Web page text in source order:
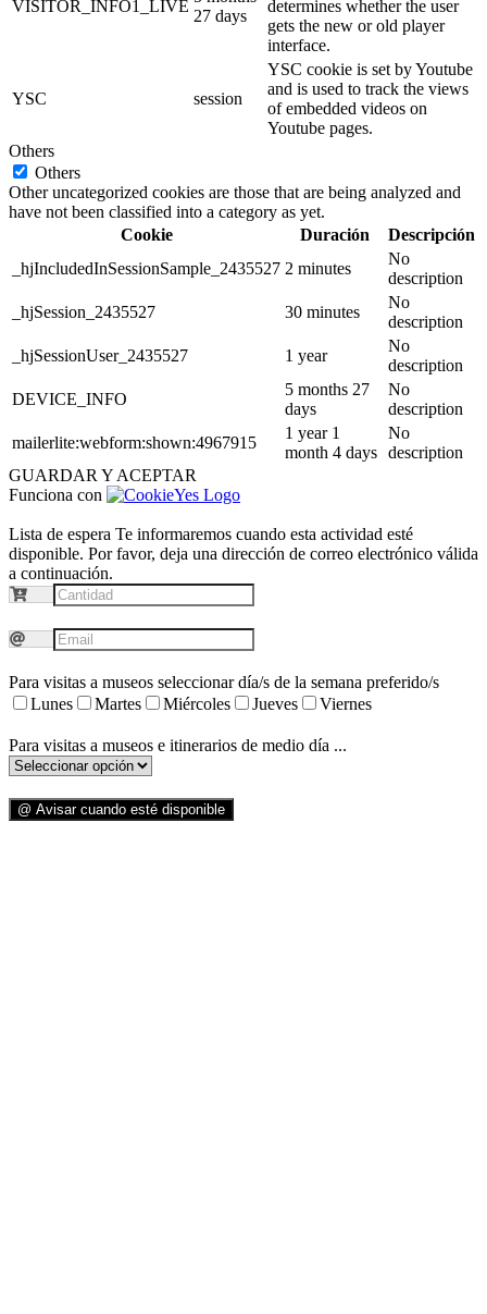
VISITOR_INFO1_LIVE
27 days
determines whether the user
gets the new or old player
interface.
YSC session
YSC cookie is set by Youtube
and is used to track the views
of embedded videos on
Youtube pages.
Others
Others
Other uncategorized cookies are those that are being analyzed and
have not been classified into a category as yet.
Cookie
Duración
Descripción
_hjIncludedInSessionSample_2435527 2 minutes
No
description
_hjSession_2435527
30 minutes
No
description
_hjSessionUser_2435527
1 year
No
description
DEVICE_INFO
5 months 27
days
No
description
mailerlite:webform:shown:4967915
1 year 1
month 4 days
No
description
GUARDAR Y ACEPTAR
Funciona con
Lista de espera Te informaremos cuando esta actividad esté
disponible. Por favor, deja una dirección de correo electrónico válida
a continuación.
Para visitas a museos seleccionar día/s de la semana preferido/s
Lunes
Martes Miércoles Jueves Viernes
Para visitas a museos e itinerarios de medio día ...
@ Avisar cuando esté disponible